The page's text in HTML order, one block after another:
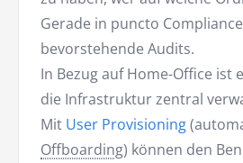
Gerade in puncto
bevorstehende Audits.
In Bezug auf Home-Office ist
die Infrastruktur zentral
Mit User Provisioning
Offboarding) können den